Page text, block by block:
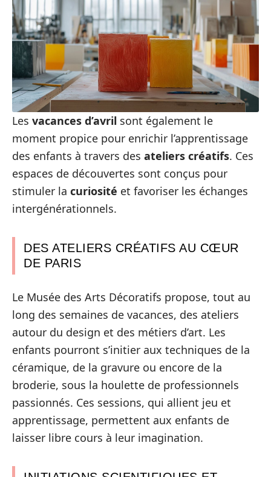
Les vacances d’avril sont également le
moment propice pour enrichir l’apprentissage
des enfants à travers des ateliers créatifs. Ces
espaces de découvertes sont conçus pour
stimuler la curiosité et favoriser les échanges
intergénérationnels.
DES ATELIERS CRÉATIFS AU CŒUR
DE PARIS
Le Musée des Arts Décoratifs propose, tout au
long des semaines de vacances, des ateliers
autour du design et des métiers d’art. Les
enfants pourront s’initier aux techniques de la
céramique, de la gravure ou encore de la
broderie, sous la houlette de professionnels
passionnés. Ces sessions, qui allient jeu et
apprentissage, permettent aux enfants de
laisser libre cours à leur imagination.